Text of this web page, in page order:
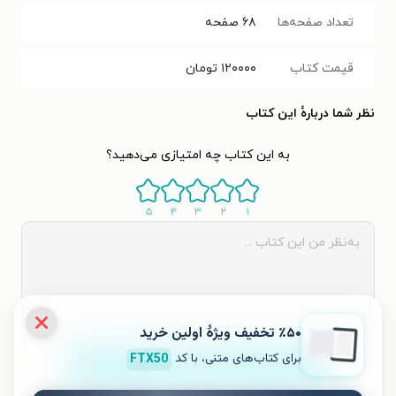
تعداد صفحه‌ها ۶۸ صفحه
قیمت کتاب ۱۲۰۰۰۰ تومان
نظر شما دربارهٔ این کتاب
به این کتاب چه امتیازی می‌دهید؟
۱ ۲ ۳ ۴ ۵
ثبت نظر
٪۵۰ تخفیف ویژۀ اولین خرید
برای کتاب‌های متنی، با کد FTX50